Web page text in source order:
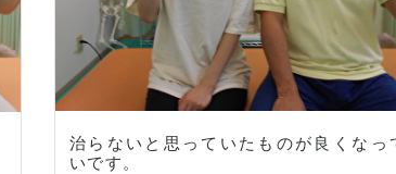
治らないと思っていたものが良くなっ
いです。